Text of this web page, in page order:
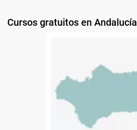
Cursos gratuitos en Andalucía